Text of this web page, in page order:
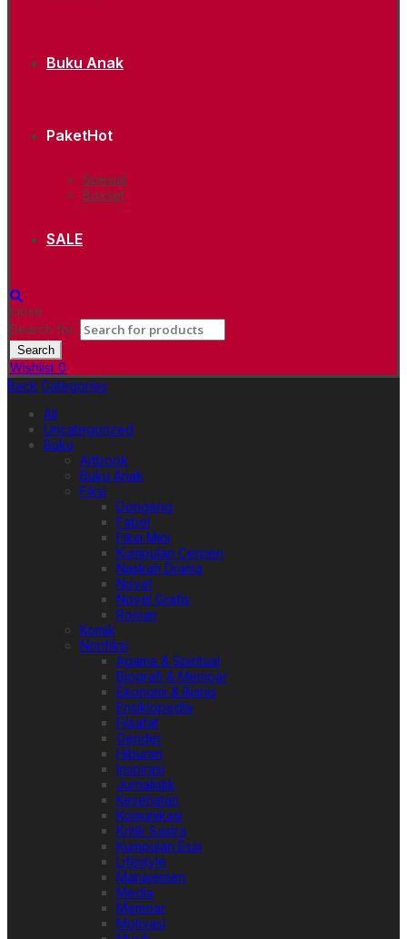
Buku Anak
PaketHot
Spesial
Boxset
SALE
close
Search for:
Search
Wishlist 0
Back Categories
All
Uncategorized
Buku
Artbook
Buku Anak
Fiksi
Dongeng
Fabel
Fiksi Mini
Kumpulan Cerpen
Naskah Drama
Novel
Novel Grafis
Roman
Komik
Nonfiksi
Agama & Spiritual
Biografi & Memoar
Ekonomi & Bisnis
Ensiklopedia
Filsafat
Gender
Hiburan
Inspirasi
Jurnalistik
Kesehatan
Komunikasi
Kritik Sastra
Kumpulan Esai
Lifestyle
Manajemen
Media
Memoar
Motivasi